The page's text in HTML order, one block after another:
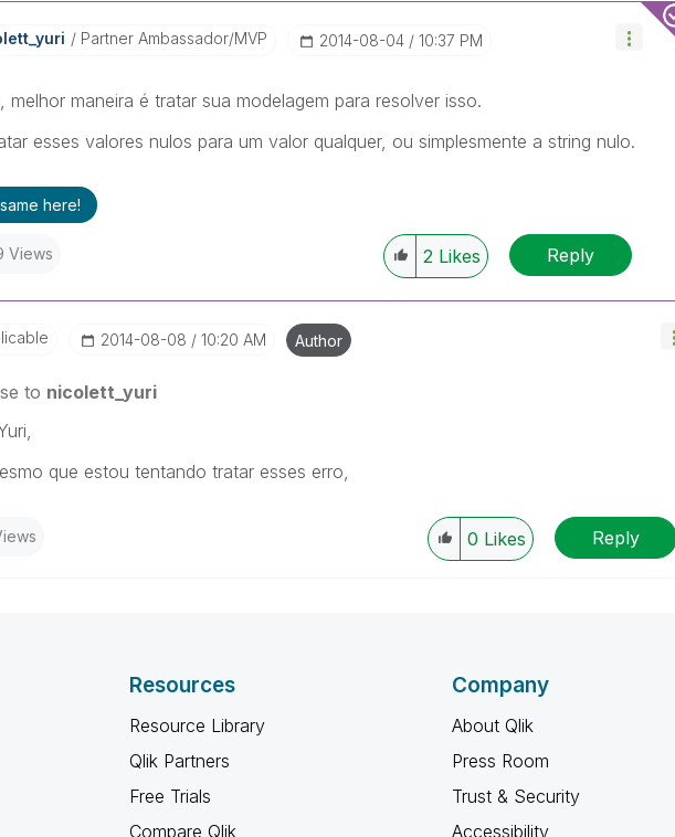
Partner Ambassador/MVP ‎2014-08-04 10:37 PM
melhor maneira é tratar sua modelagem para resolver isso.
esses valores nulos para um valor qualquer, ou simplesmente a string nulo.
here!
Views 2 Likes Reply
‎2014-08-08 10:20 AM Author
to nicolett_yuri
que estou tentando tratar esses erro,
0 Likes Reply
Resources
Resource Library
Qlik Partners
Free Trials
Compare Qlik
Company
About Qlik
Press Room
Trust & Security
Accessibility